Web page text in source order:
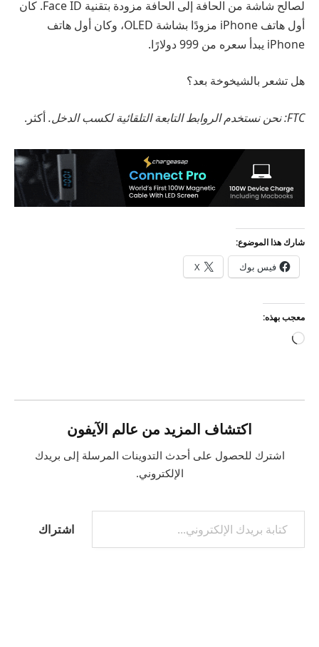
لصالح شاشة من الحافة إلى الحافة مزودة بتقنية Face ID. كان
أول هاتف iPhone مزودًا بشاشة OLED، وكان أول هاتف
iPhone يبدأ سعره من 999 دولارًا.
هل تشعر بالشيخوخة بعد؟
FTC: نحن نستخدم الروابط التابعة التلقائية لكسب الدخل. أكثر.
شارك هذا الموضوع:
فيس بوك X
معجب بهذه:
جاري
اكتشاف المزيد من عالم الآيفون
اشترك للحصول على أحدث التدوينات المرسلة إلى بريدك
الإلكتروني.
كتابة بريدك الإلكتروني...
اشتراك